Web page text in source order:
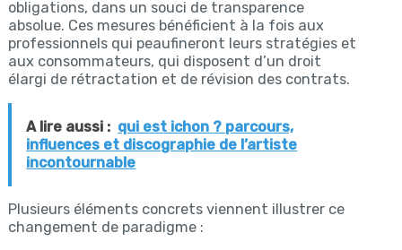
obligations, dans un souci de transparence
absolue. Ces mesures bénéficient à la fois aux
professionnels qui peaufineront leurs stratégies et
aux consommateurs, qui disposent d’un droit
élargi de rétractation et de révision des contrats.
A lire aussi : qui est ichon ? parcours,
influences et discographie de l’artiste
incontournable
Plusieurs éléments concrets viennent illustrer ce
changement de paradigme :